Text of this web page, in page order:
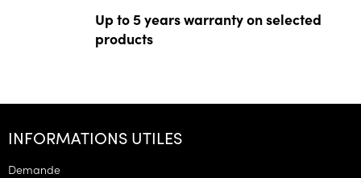
Up to 5 years warranty on selected
products
P
INFORMATIONS UTILES
Demande